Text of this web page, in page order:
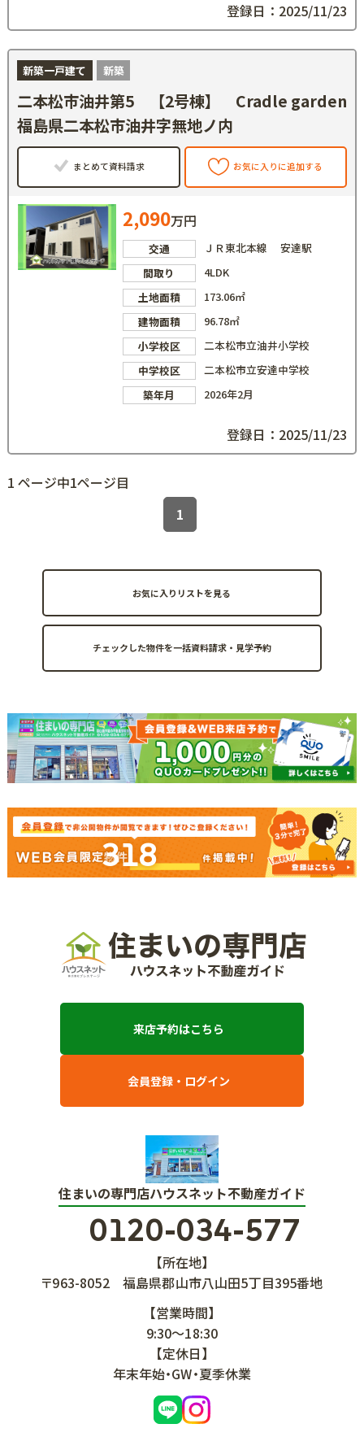
登録日：2025/11/23
新築一戸建て 新築
二本松市油井第5 【2号棟】 Cradle garden
福島県二本松市油井字無地ノ内
まとめて資料請求 お気に入りに追加する
2,090万円
交通
ＪＲ東北本線 安達駅
間取り
4LDK
土地面積
173.06㎡
建物面積
96.78㎡
小学校区
二本松市立油井小学校
中学校区
二本松市立安達中学校
築年月
2026年2月
登録日：2025/11/23
1 ページ中1ページ目
1
お気に入りリストを見る
318
来店予約はこちら
会員登録・ログイン
住まいの専門店ハウスネット不動産ガイド
0120-034-577
【所在地】
〒963-8052
福島県郡山市八山田5丁目395番地
【営業時間】
9:30～18:30
【定休日】
年末年始・GW・夏季休業